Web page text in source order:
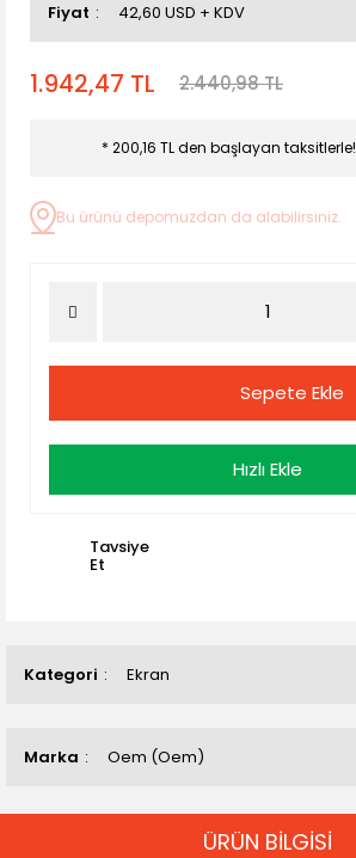
Kategori Ekran
Marka Oem (Oem)
Fiyat 42,60 USD + KDV
1.942,47 TL 2.440,98 TL
* 200,16 TL den başlayan taksitlerle!
Bu ürünü depomuzdan da alabilirsiniz.
Sepete Ekle
Hızlı Ekle
Tavsiye
Et
ÜRÜN BİLGİSİ